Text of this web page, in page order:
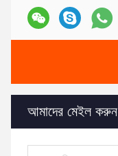
আমাদের মেইল করুন